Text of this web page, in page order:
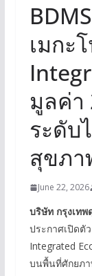
เมกะ
มูลค่า
ระดับ
สุขภา
June 22, 2026
บริษัท กรุงเทพ
ประกาศเปิดตัว
Integrated
บนพื้นที่ศักยภา